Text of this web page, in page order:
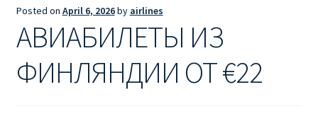
Ryanair из Тампере
RYANAIR ИЗ ЧЕХИИ | ПРАГА, ОСТРАВА, ПАРДУБИЦЕ,
БРНО
Posted on April 6, 2026by airlines
АВИАБИЛЕТЫ ИЗ
ФИНЛЯНДИИ ОТ €22